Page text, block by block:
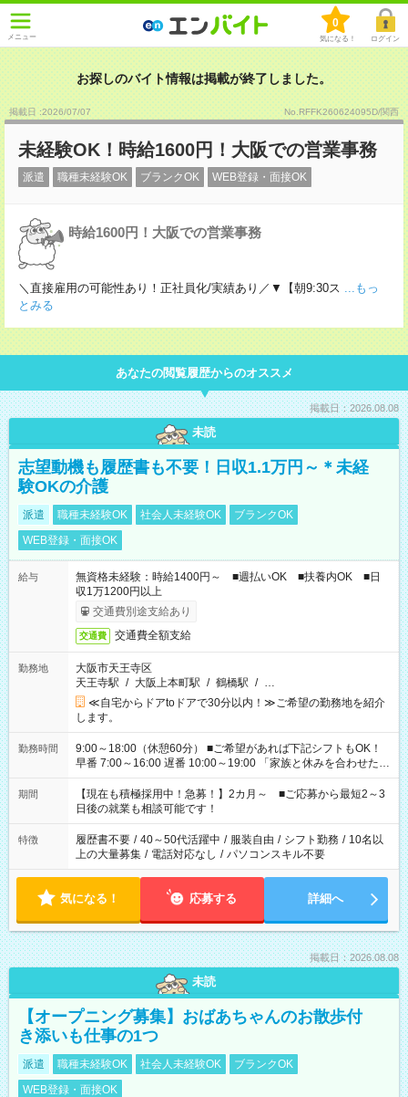
メニュー
0
気になる！ ログイン
お探しのバイト情報は掲載が終了しました。
掲載日 :2026/07/07 No.RFFK260624095D/関西
未経験OK！時給1600円！大阪での営業事務
派遣 職種未経験OK ブランクOK WEB登録・面接OK
時給1600円！大阪での営業事務
＼直接雇用の可能性あり！正社員化/実績あり／▼【朝9:30ス ...もっ
とみる
あなたの閲覧履歴からのオススメ
掲載日：2026.08.08
未読
志望動機も履歴書も不要！日収1.1万円～＊未経
験OKの介護
派遣 職種未経験OK 社会人未経験OK
ブランクOK
WEB登録・面接OK
給与
無資格未経験：時給1400円～ ■週払いOK ■扶養内OK ■日
収1万1200円以上
交通費別途支給あり
交通費 交通費全額支給
勤務地
大阪市天王寺区
天王寺駅 / 大阪上本町駅 / 鶴橋駅 / …
≪自宅からドアtoドアで30分以内！≫ご希望の勤務地を紹介
します。
勤務時間
9:00～18:00（休憩60分） ■ご希望があれば下記シフトもOK！
早番 7:00～16:00 遅番 10:00～19:00 「家族と休みを合わせた
い」 「余裕を持って夕飯の準備がしたい」 「できれば残業はし
たくない」 など、ご希望を教えてくださいね。 ※Wワーク希望
の方へ 今ご覧のお仕事で希望する勤務時間と、もう1つのお仕事
の勤務時間。 合計で週40時間を超える場合は応募できません。
期間
【現在も積極採用中！急募！】2カ月～ ■ご応募から最短2～3
日後の就業も相談可能です！
特徴 履歴書不要 / 40～50代活躍中 / 服装自由 / シフト勤務 / 10名以
上の大量募集 / 電話対応なし / パソコンスキル不要
気になる！ 応募する 詳細へ
掲載日：2026.08.08
未読
【オープニング募集】おばあちゃんのお散歩付
き添いも仕事の1つ
派遣 職種未経験OK 社会人未経験OK
ブランクOK
WEB登録・面接OK